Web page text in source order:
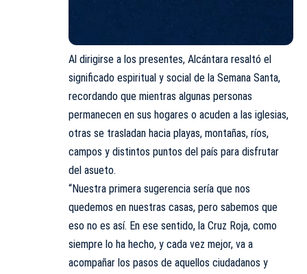
Al dirigirse a los presentes, Alcántara resaltó el
significado espiritual y social de la Semana Santa,
recordando que mientras algunas personas
permanecen en sus hogares o acuden a las iglesias,
otras se trasladan hacia playas, montañas, ríos,
campos y distintos puntos del país para disfrutar
del asueto.
“Nuestra primera sugerencia sería que nos
quedemos en nuestras casas, pero sabemos que
eso no es así. En ese sentido, la Cruz Roja, como
siempre lo ha hecho, y cada vez mejor, va a
acompañar los pasos de aquellos ciudadanos y